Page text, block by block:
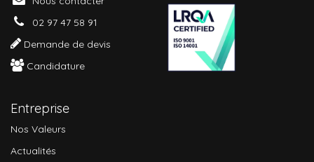
02 97 47 58 91
Demande de devis
Candidature
Entreprise
Nos Valeurs
Actualités